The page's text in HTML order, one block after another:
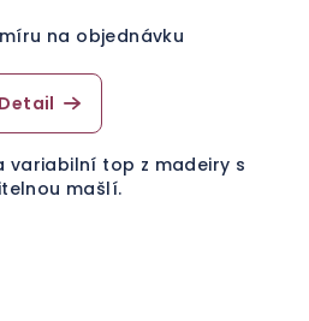
na objednávku
Detail
variabilní top z madeiry s
mašlí.